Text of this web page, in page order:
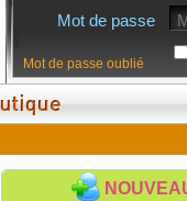
Mot de passe
Mot de passe oublié